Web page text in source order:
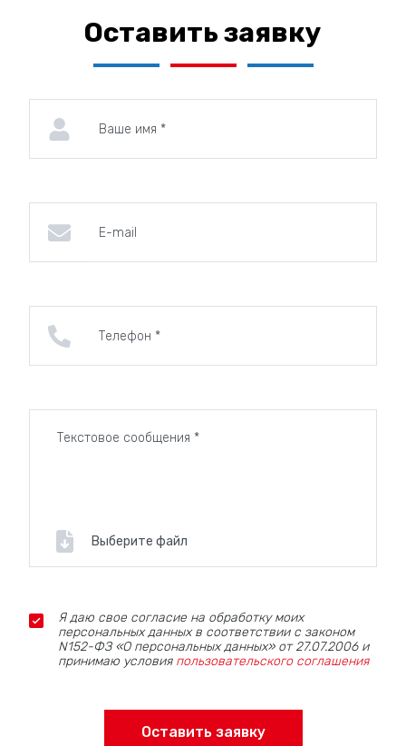
Мы предлагаем широкий
выбор материалов, форм, размеров и
Оперативность:
кратчайшие сроки.
Сохраните память о своих близких с помощью
от рекламного агентства "Олимп"! Свяжитесь с нами
прямо сейчас, и мы поможем вам создать
Оставить заявку
Выберите файл
Я даю свое согласие на обработку моих
персональных данных в соответствии с законом
N152-ФЗ «О персональных данных» от 27.07.2006 и
принимаю условия пользовательского соглашения
Оставить заявку